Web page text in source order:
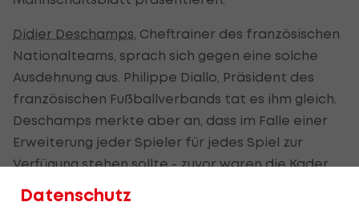
Didier Deschamps , Cheftrainer des französischen
Nationalteams, sprach sich gegen eine solche
Ausdehnung aus. Philippe Diallo, Präsident des
französischen Fußballverbands tat es ihm gleich.
Deschamps merkte aber an, dass im Falle einer
Erweiterung jeder Spieler für jedes Spiel zur
Verfügung stehen sollte - zuvor waren die Kader
für den jeweiligen Spieltag begrenzt.
Datenschutz